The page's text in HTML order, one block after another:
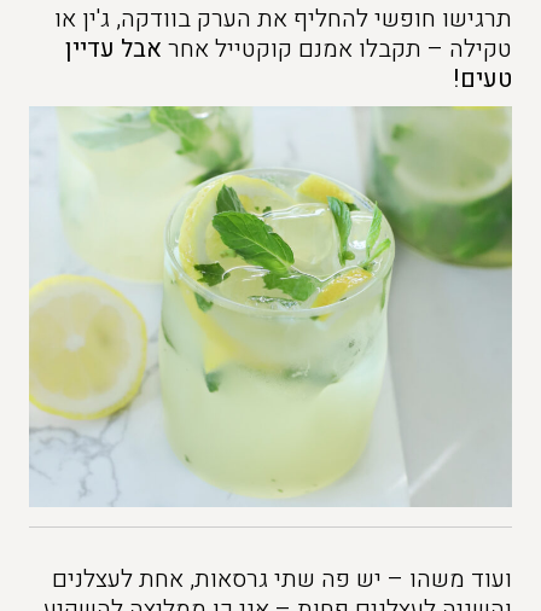
תרגישו חופשי להחליף את הערק בוודקה, ג'ין או
טקילה – תקבלו אמנם קוקטייל אחר אבל עדיין
טעים!
ועוד משהו – יש פה שתי גרסאות, אחת לעצלנים